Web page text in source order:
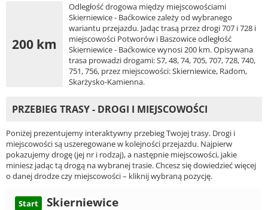
200 km
Odległość drogowa między miejscowościami
Skierniewice - Baćkowice zależy od wybranego
wariantu przejazdu. Jadąc trasą przez drogi 707 i 728 i
miejscowości Potworów i Baszowice odległość
Skierniewice - Baćkowice wynosi 200 km. Opisywana
trasa prowadzi drogami: S7, 48, 74, 705, 707, 728, 740,
751, 756, przez miejscowości: Skierniewice, Radom,
Skarżysko-Kamienna.
PRZEBIEG TRASY - DROGI I MIEJSCOWOŚCI
Poniżej prezentujemy interaktywny przebieg Twojej trasy. Drogi i
miejscowości są uszeregowane w kolejności przejazdu. Najpierw
pokazujemy drogę (jej nr i rodzaj), a następnie miejscowości, jakie
miniesz jadąc tą drogą na wybranej trasie. Chcesz się dowiedzieć więcej
o danej drodze czy miejscowości – kliknij wybraną pozycję.
Start Skierniewice